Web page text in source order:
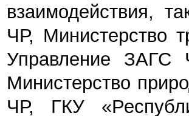
взаимодействия,
ЧР, Министерство
Управление ЗАГС
Министерство
ЧР, ГКУ